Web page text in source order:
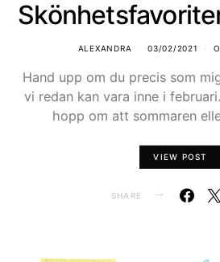
ALEXANDRA 03/02/2021
Hand upp om du precis som
vi redan kan vara inne i
hopp om att sommaren
VIEW POST
SHARE